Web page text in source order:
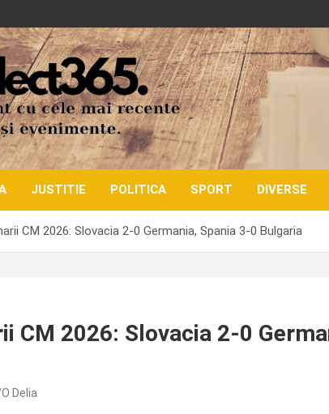
JUSTITIE POLITICA SPORT DIVERSE
CM 2026: Slovacia 2-0 Germania, Spania 3-0 Bulgaria
CM 2026: Slovacia 2-0
O Delia